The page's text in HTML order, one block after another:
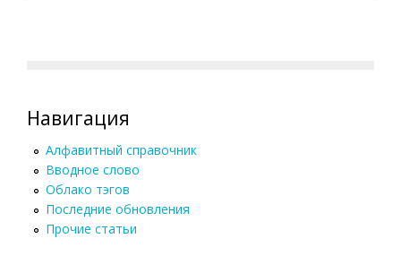
Навигация
Алфавитный справочник
Вводное слово
Облако тэгов
Последние обновления
Прочие статьи